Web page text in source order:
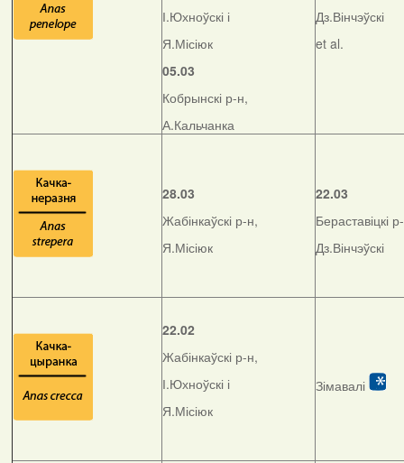
І.Юхноўскі і
Я.Місіюк
05.03
Кобрынскі р-н,
А.Кальчанка
Дз.Вінчэўскі
et al.
28.03
Жабінкаўскі р-н,
Я.Місіюк
22.03
Бераставіцкі
Дз.Вінчэўскі
22.02
Жабінкаўскі р-н,
І.Юхноўскі і
Я.Місіюк
Зімавалі